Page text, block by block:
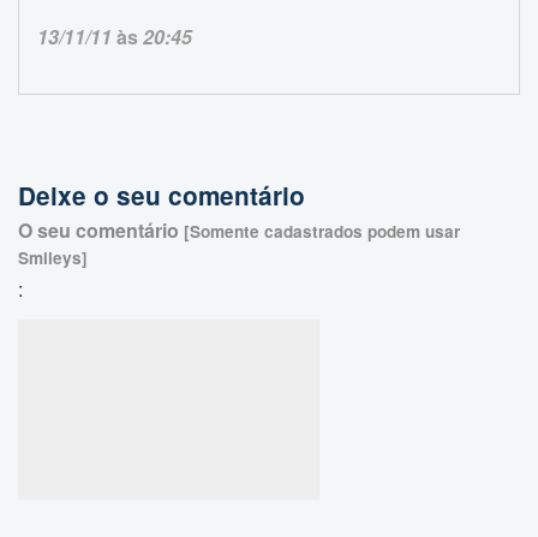
13/11/11 às20:45
Deixe o seu comentário
O seu comentário [Somente cadastrados podem usar
Smileys]
: